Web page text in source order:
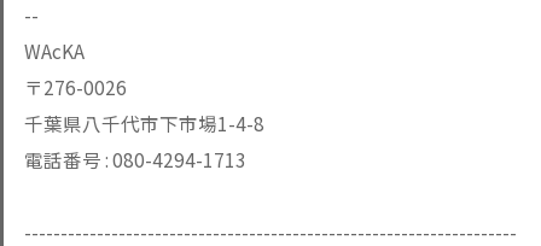
--
WAcKA
〒276-0026
千葉県八千代市下市場1-4-8
電話番号 :080-4294-1713
--------------------------------------------------------------------